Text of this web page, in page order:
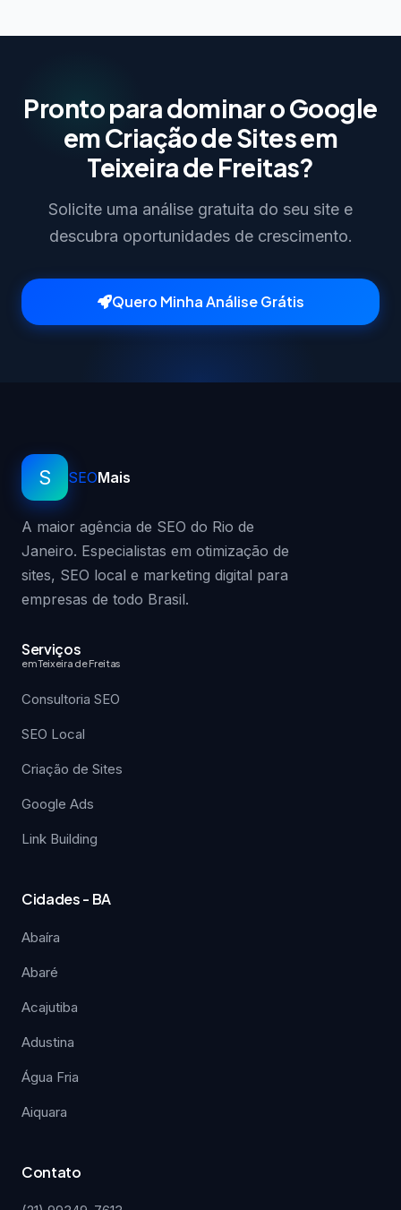
Pronto para dominar o Google
em Criação de Sites em
Teixeira de Freitas?
Solicite uma análise gratuita do seu site e
descubra oportunidades de crescimento.
Quero Minha Análise Grátis
S SEOMais
A maior agência de SEO do Rio de
Janeiro. Especialistas em otimização de
sites, SEO local e marketing digital para
empresas de todo Brasil.
Serviços
em Teixeira de Freitas
Consultoria SEO
SEO Local
Criação de Sites
Google Ads
Link Building
Cidades - BA
Abaíra
Abaré
Acajutiba
Adustina
Água Fria
Aiquara
Contato